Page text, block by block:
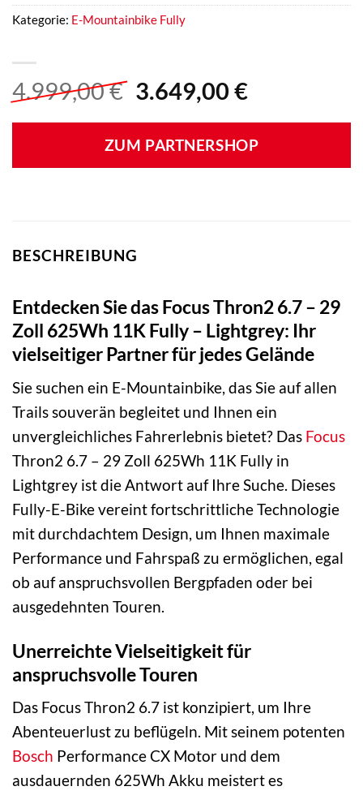
4.999,00€ Ursprünglicher
war:
4.999,00 €
3.649,00 €Aktueller
ist:
3.649,00
ZUM PARTNERSHOP
Kategorie: E-Mountainbike Fully
BESCHREIBUNG
Entdecken Sie das Focus Thron2 6.7 – 29
Zoll 625Wh 11K Fully – Lightgrey: Ihr
vielseitiger Partner für jedes Gelände
Sie suchen ein E-Mountainbike, das Sie auf allen
Trails souverän begleitet und Ihnen ein
unvergleichliches Fahrerlebnis bietet? Das Focus
Thron2 6.7 – 29 Zoll 625Wh 11K Fully in
Lightgrey ist die Antwort auf Ihre Suche. Dieses
Fully-E-Bike vereint fortschrittliche Technologie
mit durchdachtem Design, um Ihnen maximale
Performance und Fahrspaß zu ermöglichen, egal
ob auf anspruchsvollen Bergpfaden oder bei
ausgedehnten Touren.
Unerreichte Vielseitigkeit für
anspruchsvolle Touren
Das Focus Thron2 6.7 ist konzipiert, um Ihre
Abenteuerlust zu beflügeln. Mit seinem potenten
Bosch Performance CX Motor und dem
ausdauernden 625Wh Akku meistert es